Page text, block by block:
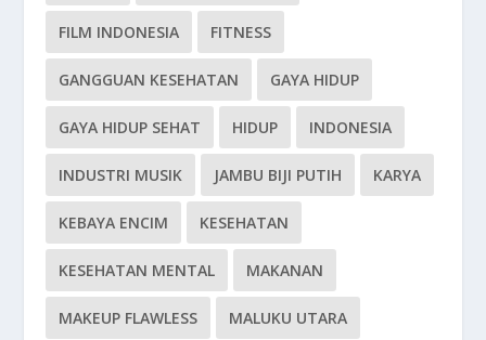
FILM INDONESIA FITNESS
GANGGUAN KESEHATAN GAYA HIDUP
GAYA HIDUP SEHAT HIDUP INDONESIA
INDUSTRI MUSIK JAMBU BIJI PUTIH KARYA
KEBAYA ENCIM KESEHATAN
KESEHATAN MENTAL MAKANAN
MAKEUP FLAWLESS MALUKU UTARA